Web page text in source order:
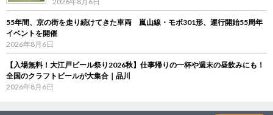
55年間、京の街を走り続けてきた車両 嵐山線・モボ301形、運行開始55周年
イベントを開催
2026年8月6日
【入場無料！大江戸ビール祭り2026秋】仕事帰りの一杯や週末の昼飲みにも！
全国のクラフトビールが大集合｜品川
2026年8月6日